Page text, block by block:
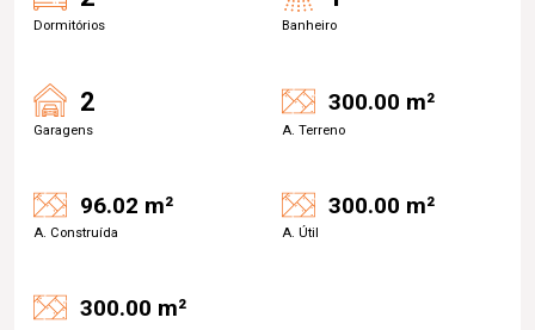
Dormitórios Banheiro
2
Garagens
300.00 m²
A. Terreno
96.02 m²
A. Construída
300.00 m²
A. Útil
300.00 m²